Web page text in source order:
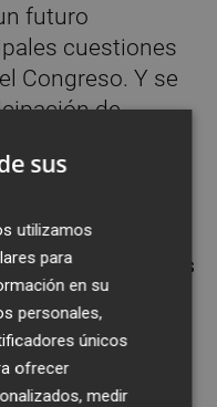
futuro
cuestiones
Congreso. Y se
de
de
Comunidad
cada vez más
realicen
ética. ¿Con qué
ese
sus
utilizamos
para
en su
personales,
únicos
ofrecer
medir